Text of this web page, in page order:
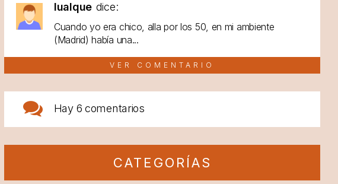
lualque dice:
Cuando yo era chico, alla por los 50, en mi ambiente
(Madrid) había una...
VER COMENTARIO
Hay 6 comentarios
CATEGORÍAS